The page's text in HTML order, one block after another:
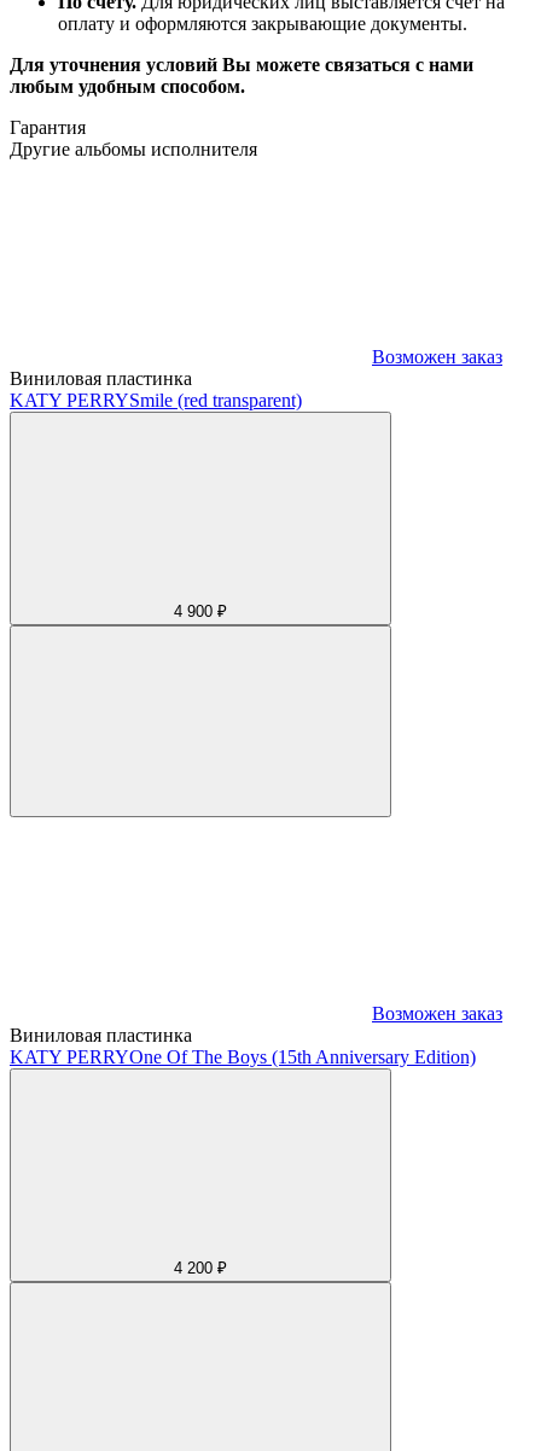
оплату и оформляются закрывающие документы.
Для уточнения условий Вы можете связаться с нами
любым удобным способом.
Гарантия
Другие альбомы исполнителя
Возможен заказ
Виниловая пластинка
KATY PERRYSmile (red transparent)
4 900 ₽
Возможен заказ
Виниловая пластинка
KATY PERRYOne Of The Boys (15th Anniversary Edition)
4 200 ₽